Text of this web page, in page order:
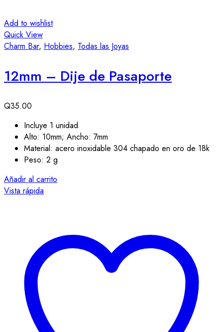
Add to wishlist
Quick View
Charm Bar, Hobbies, Todas las Joyas
12mm – Dije de Pasaporte
Q35.00
Incluye 1 unidad
Alto: 10mm; Ancho: 7mm
Material: acero inoxidable 304 chapado en oro de 18k
Peso: 2 g
Añadir al carrito
Vista rápida